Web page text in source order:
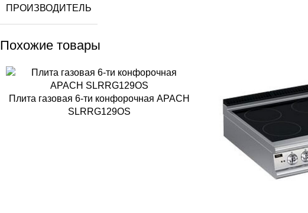
ПРОИЗВОДИТЕЛЬ
Похожие товары
Плита газовая 6-ти конфорочная APACH
SLRRG129OS